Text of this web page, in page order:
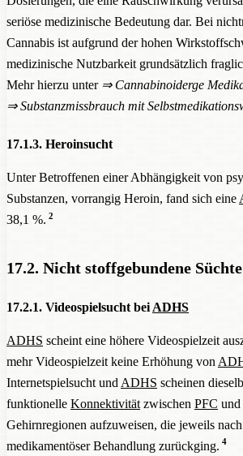
seriöse medizinische Bedeutung dar. Bei
Cannabis ist aufgrund der hohen
medizinische Nutzbarkeit grundsätzlich
Mehr hierzu unter ⇒ Cannabinoiderge
⇒Substanzmissbrauch mit
17.1.3. Heroinsucht
Unter Betroffenen einer Abhängigkeit von
Substanzen, vorrangig Heroin, fand sich eine
38,1 %. 2
17.2. Nicht stoffgebundene Süchte
17.2.1. Videospielsucht bei ADHS
ADHS scheint eine höhere Videospielzeit
mehr Videospielzeit keine Erhöhung von
Internetspielsucht und ADHS scheinen
funktionelle Konnektivität zwischen PFC und
Gehirnregionen aufzuweisen, die jeweils
medikamentöser Behandlung zurückging. 4